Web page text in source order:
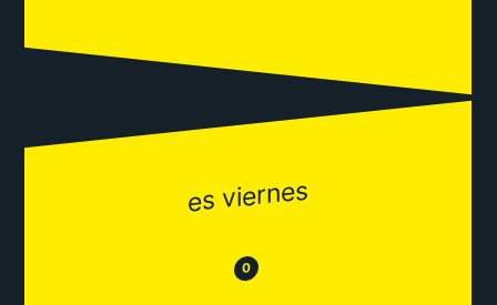
es viernes
😒 0 😂